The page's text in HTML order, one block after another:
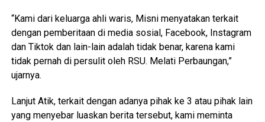
“Kami dari keluarga ahli waris, Misni menyatakan terkait
dengan pemberitaan di media sosial, Facebook, Instagram
dan Tiktok dan lain-lain adalah tidak benar, karena kami
tidak pernah di persulit oleh RSU. Melati Perbaungan,”
ujarnya.
Lanjut Atik, terkait dengan adanya pihak ke 3 atau pihak lain
yang menyebar luaskan berita tersebut, kami meminta